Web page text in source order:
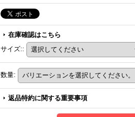
在庫確認はこちら
サイズ::
数量:
返品特約に関する重要事項